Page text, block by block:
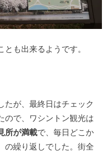
も出来るようです。
たが、最終日はチェック
ので、ワシントン観光は
所が満載で、毎日どこか
の繰り返しでした。街全